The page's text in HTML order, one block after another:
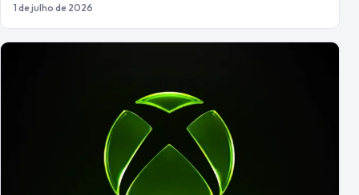
1 de julho de 2026